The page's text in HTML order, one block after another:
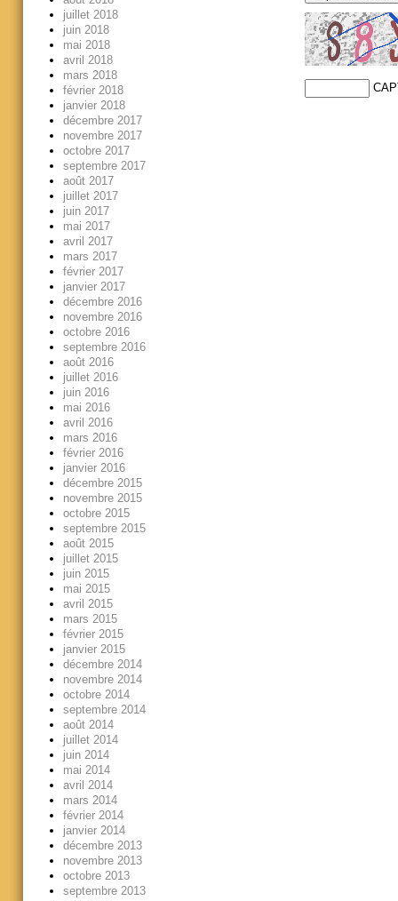
juillet 2018
juin 2018
mai 2018
avril 2018
mars 2018
février 2018
janvier 2018
décembre 2017
novembre 2017
octobre 2017
septembre 2017
août 2017
juillet 2017
juin 2017
mai 2017
avril 2017
mars 2017
février 2017
janvier 2017
décembre 2016
novembre 2016
octobre 2016
septembre 2016
août 2016
juillet 2016
juin 2016
mai 2016
avril 2016
mars 2016
février 2016
janvier 2016
décembre 2015
novembre 2015
octobre 2015
septembre 2015
août 2015
juillet 2015
juin 2015
mai 2015
avril 2015
mars 2015
février 2015
janvier 2015
décembre 2014
novembre 2014
octobre 2014
septembre 2014
août 2014
juillet 2014
juin 2014
mai 2014
avril 2014
mars 2014
février 2014
janvier 2014
décembre 2013
novembre 2013
octobre 2013
septembre 2013